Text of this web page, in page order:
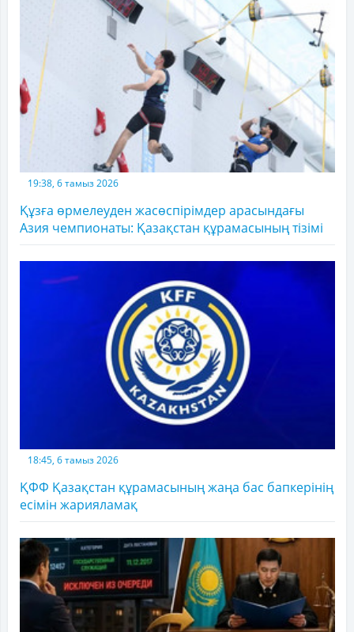
19:38, 6 тамыз 2026
Құзға өрмелеуден жасөспірімдер арасындағы
Азия чемпионаты: Қазақстан құрамасының тізімі
18:45, 6 тамыз 2026
ҚФФ Қазақстан құрамасының жаңа бас бапкерінің
есімін жарияламақ